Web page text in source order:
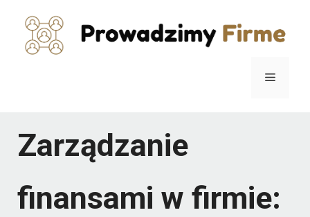
Menu
Zarządzanie
finansami w firmie: